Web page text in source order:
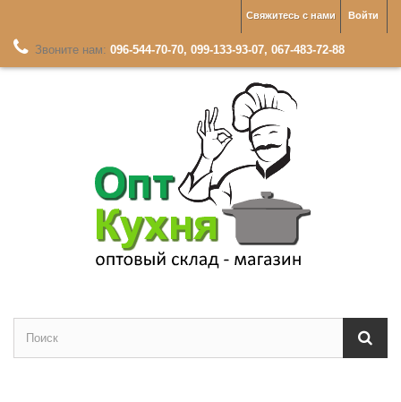
Войти
Свяжитесь с нами
Звоните нам: 096-544-70-70, 099-133-93-07, 067-483-72-88